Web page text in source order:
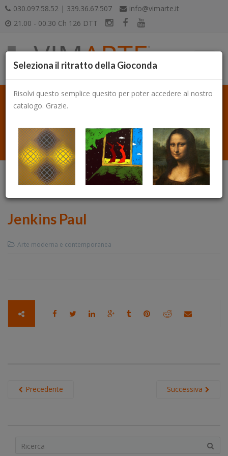
030.097.58.52 | 339.36.67.507
info@vimarte.it
21.00 - 00.30 Ch 126 DTT
Jenkins Paul
Arte moderna e contemporanea
Successiva
Precedente
Seleziona il ritratto della Gioconda
Risolvi questo semplice quesito per poter accedere al nostro
catalogo. Grazie.